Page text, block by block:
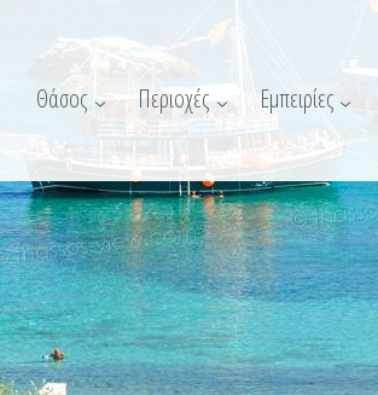
Θάσος Περιοχές Εμπειρίες